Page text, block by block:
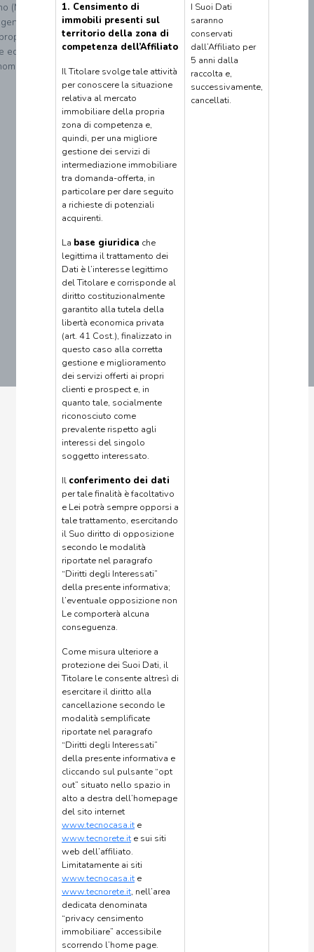
1. Censimento di
immobili presenti sul
territorio della zona di
competenza dell’Affiliato
Il Titolare svolge tale attività
per conoscere la situazione
relativa al mercato
immobiliare della propria
zona di competenza e,
quindi, per una migliore
gestione dei servizi di
intermediazione immobiliare
tra domanda-offerta, in
particolare per dare seguito
a richieste di potenziali
acquirenti.
La base giuridica che
legittima il trattamento dei
Dati è l’interesse legittimo
del Titolare e corrisponde al
diritto costituzionalmente
garantito alla tutela della
libertà economica privata
(art. 41 Cost.), finalizzato in
questo caso alla corretta
gestione e miglioramento
dei servizi offerti ai propri
clienti e prospect e, in
quanto tale, socialmente
riconosciuto come
prevalente rispetto agli
interessi del singolo
soggetto interessato.
Il conferimento dei dati
per tale finalità è facoltativo
e Lei potrà sempre opporsi a
tale trattamento, esercitando
il Suo diritto di opposizione
secondo le modalità
riportate nel paragrafo
“Diritti degli Interessati”
della presente informativa;
l’eventuale opposizione non
Le comporterà alcuna
conseguenza.
Come misura ulteriore a
protezione dei Suoi Dati, il
Titolare le consente altresì di
esercitare il diritto alla
cancellazione secondo le
modalità semplificate
riportate nel paragrafo
“Diritti degli Interessati”
della presente informativa e
cliccando sul pulsante “opt
out” situato nello spazio in
alto a destra dell’homepage
del sito internet
www.tecnocasa.ite
www.tecnorete.ite sui siti
web dell’affiliato.
Limitatamente ai siti
www.tecnocasa.ite
www.tecnorete.it, nell’area
dedicata denominata
“privacy censimento
immobiliare” accessibile
scorrendo l’home page.
I Suoi Dati
saranno
conservati
dall’Affiliato per
5 anni dalla
raccolta e,
successivamente,
cancellati.
(MI).
ed è